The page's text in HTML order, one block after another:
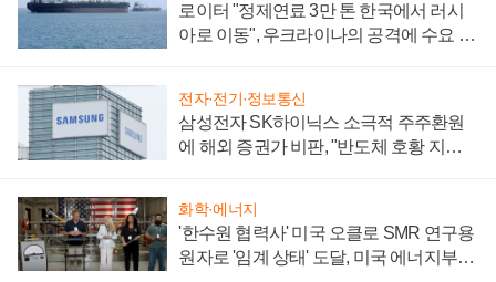
로이터 "정제연료 3만 톤 한국에서 러시
아로 이동", 우크라이나의 공격에 수요 늘
전자·전기·정보통신
삼성전자 SK하이닉스 소극적 주주환원
에 해외 증권가 비판, "반도체 호황 지속
화학·에너지
'한수원 협력사' 미국 오클로 SMR 연구용
원자로 '임계 상태' 도달, 미국 에너지부